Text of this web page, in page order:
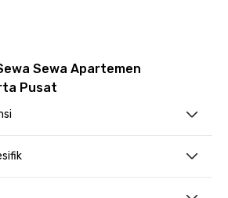
Sewa Apartemen
Pusat